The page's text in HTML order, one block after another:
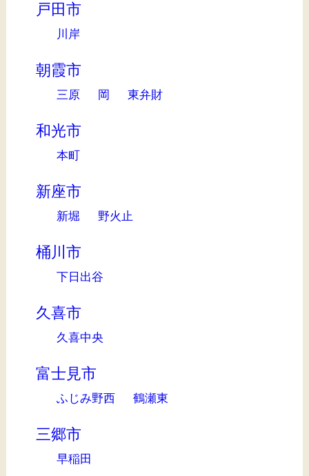
戸田市
川岸
朝霞市
三原 岡 東弁財
和光市
本町
新座市
新堀 野火止
桶川市
下日出谷
久喜市
久喜中央
富士見市
ふじみ野西 鶴瀬東
三郷市
早稲田